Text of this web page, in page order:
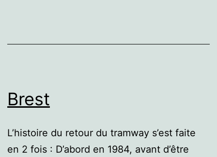
Brest
L’histoire du retour du tramway s’est faite
en 2 fois : D’abord en 1984, avant d’être